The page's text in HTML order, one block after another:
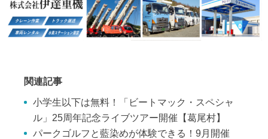
関連記事
小学生以下は無料！「ビートマック・スペシャ
ル」25周年記念ライブツアー開催【葛尾村】
パークゴルフと藍染めが体験できる！9月開催